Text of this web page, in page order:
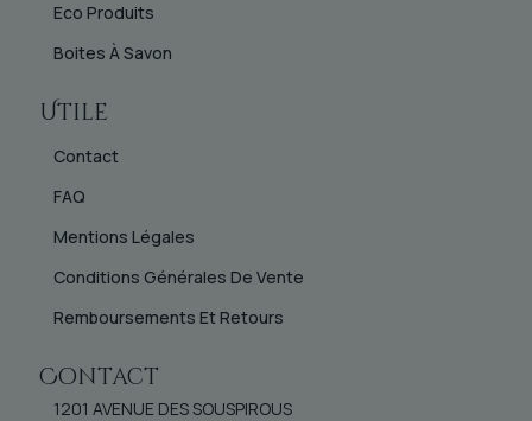
Eco Produits
Boites À Savon
Utile
Contact
FAQ
Mentions Légales
Conditions Générales De Vente
Remboursements Et Retours
Contact
1201 AVENUE DES SOUSPIROUS